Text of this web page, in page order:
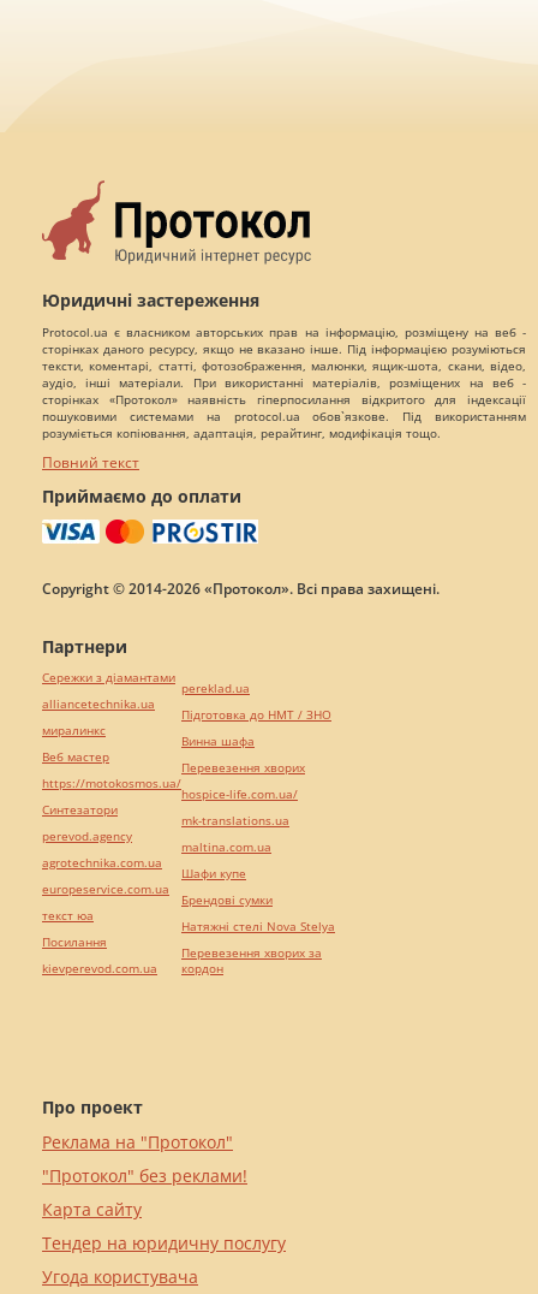
Юридичні застереження
Protocol.ua є власником авторських прав на інформацію, розміщену на веб -
сторінках даного ресурсу, якщо не вказано інше. Під інформацією розуміються
тексти, коментарі, статті, фотозображення, малюнки, ящик-шота, скани, відео,
аудіо, інші матеріали. При використанні матеріалів, розміщених на веб -
сторінках «Протокол» наявність гіперпосилання відкритого для індексації
пошуковими системами на protocol.ua обов`язкове. Під використанням
розуміється копіювання, адаптація, рерайтинг, модифікація тощо.
Повний текст
Приймаємо до оплати
Copyright © 2014-2026 «Протокол». Всі права захищені.
Про проект
Реклама на "Протокол"
"Протокол" без реклами!
Карта сайту
Тендер на юридичну послугу
Угода користувача
Партнери
Сережки з діамантами
alliancetechnika.ua
миралинкс
Веб мастер
https://motokosmos.ua/
Синтезатори
perevod.agency
agrotechnika.com.ua
europeservice.com.ua
текст юа
Посилання
kievperevod.com.ua
pereklad.ua
Підготовка до НМТ / ЗНО
Винна шафа
Перевезення хворих
hospice-life.com.ua/
mk-translations.ua
maltina.com.ua
Шафи купе
Брендові сумки
Натяжні стелі Nova Stelya
Перевезення хворих за
кордон